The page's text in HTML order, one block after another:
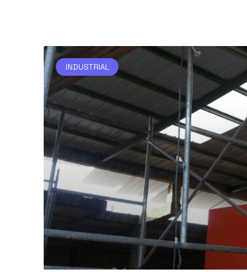
INDUSTRIAL